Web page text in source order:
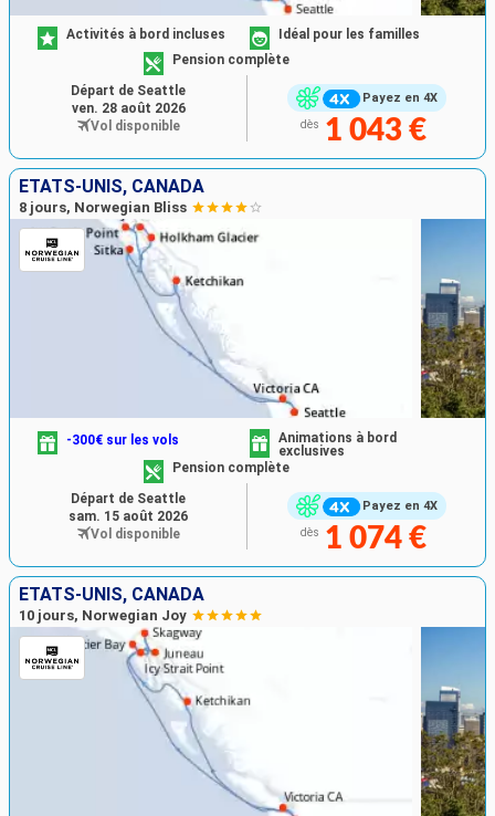
Payez en 4X
Activités à bord incluses
Idéal pour les familles
Pension complète
dès 1 043 €
Départ de Seattle
ven. 28 août 2026
Vol disponible
ÉTATS-UNIS, CANADA
8 jours, Norwegian Bliss
Payez en 4X
-300€ sur les vols
Animations à bord
exclusives
Pension complète
dès 1 074 €
Départ de Seattle
sam. 15 août 2026
Vol disponible
ÉTATS-UNIS, CANADA
10 jours, Norwegian Joy